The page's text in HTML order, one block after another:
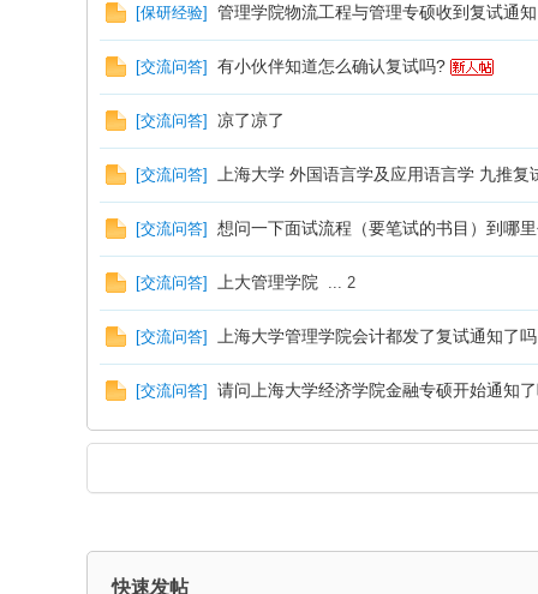
享
交
流
[保研经验] 管理学院物流工程与管理专硕收到复试通
[交流问答] 有小伙伴知道怎么确认复试吗?
[交流问答] 凉了凉了
[交流问答] 上海大学 外国语言学及应用语言学 九推复
[交流问答] 想问一下面试流程（要笔试的书目）到哪
[交流问答] 上大管理学院 2
[交流问答] 上海大学管理学院会计都发了复试通知了吗
[交流问答] 请问上海大学经济学院金融专硕开始通知
快速发帖